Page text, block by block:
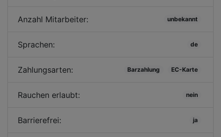
Anzahl Mitarbeiter: unbekannt
Sprachen: de
Zahlungsarten: Barzahlung EC-Karte
Rauchen erlaubt: nein
Barrierefrei: ja